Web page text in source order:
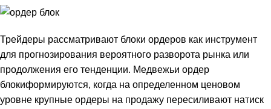
Трейдеры рассматривают блоки ордеров как инструмент
для прогнозирования вероятного разворота рынка или
продолжения его тенденции. Медвежьи ордер
блокиформируются, когда на определенном ценовом
уровне крупные ордеры на продажу пересиливают натиск